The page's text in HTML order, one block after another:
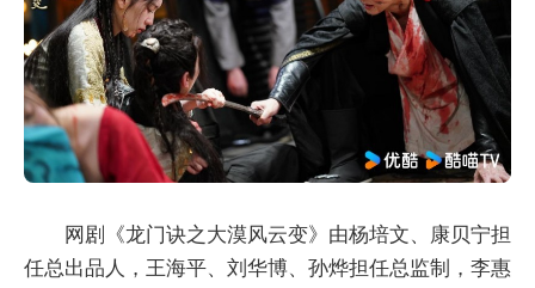
网剧《龙门诀之大漠风云变》由杨培文、康贝宁担
任总出品人，王海平、刘华博、孙烨担任总监制，李惠